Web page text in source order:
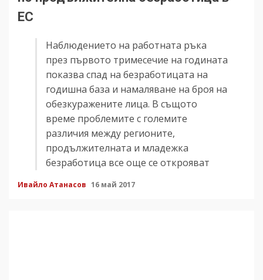
ЕС
Наблюдението на работната ръка
през първото тримесечие на годината
показва спад на безработицата на
годишна база и намаляване на броя на
обезкуражените лица. В същото
време проблемите с големите
различия между регионите,
продължителната и младежка
безработица все още се открояват
Ивайло Атанасов 16 май 2017